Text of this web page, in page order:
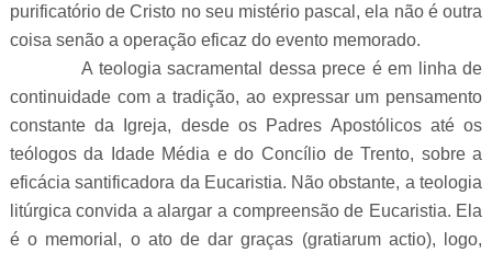
purificatório de Cristo no seu mistério pascal, ela não é outra
coisa senão a operação eficaz do evento memorado.
A teologia sacramental dessa prece é em linha de
continuidade com a tradição, ao expressar um pensamento
constante da Igreja, desde os Padres Apostólicos até os
teólogos da Idade Média e do Concílio de Trento, sobre a
eficácia santificadora da Eucaristia. Não obstante, a teologia
litúrgica convida a alargar a compreensão de Eucaristia. Ela
é o memorial, o ato de dar graças (gratiarum actio), logo,